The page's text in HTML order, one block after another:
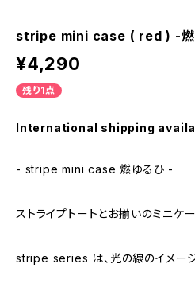
stripe mini case ( red ) -燃
¥4,290
残り1点
International shipping
- stripe mini case 燃ゆるひ -
ストライプトートとお揃いのミニケ
stripe series は、光の線のイメー